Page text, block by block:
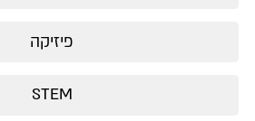
פיזיקה
STEM